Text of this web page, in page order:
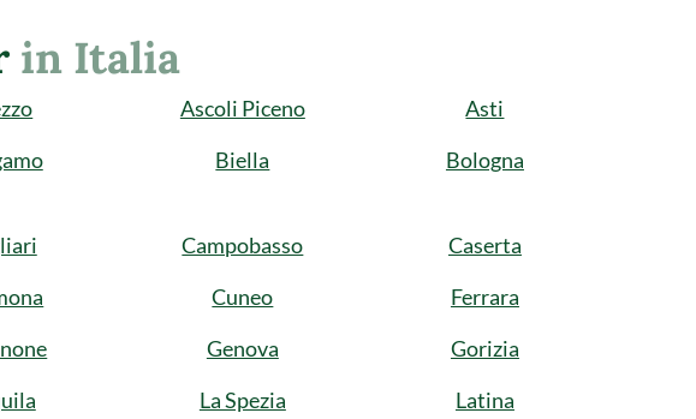
in Italia
Ascoli Piceno
Asti
Biella Bologna
Campobasso
Caserta
Cuneo
Ferrara
Genova
Gorizia
La Spezia
Latina